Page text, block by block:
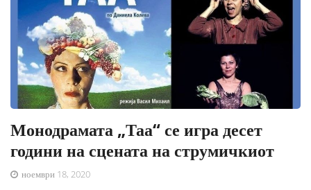
Монодрамата „Таа“ се игра десет
години на сцената на струмичкиот
ноември 18, 2020